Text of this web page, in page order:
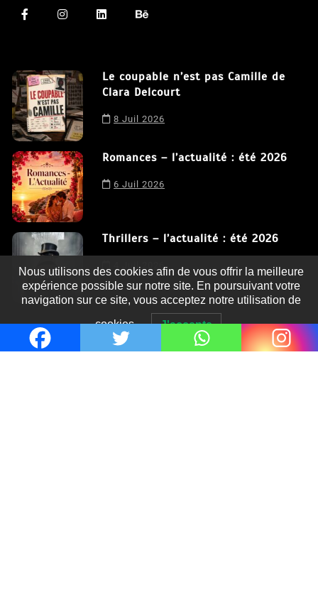
Le coupable n’est pas Camille de
Clara Delcourt
8 Juil 2026
Romances – l’actualité : été 2026
6 Juil 2026
Thrillers – l’actualité : été 2026
4 Juil 2026
Le coupable n’est pas Camille de
Nous utilisons des cookies afin de vous offrir la meilleure
expérience possible sur notre site. En poursuivant votre
navigation sur ce site, vous acceptez notre utilisation de
cookies. J'accepte